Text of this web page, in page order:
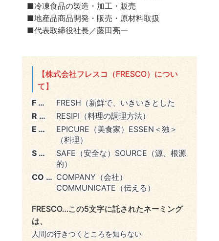
■冷凍食品の製造・加工・販売
■地産品商品開発・販売・原材料取扱
■代表取締役社長／藤田亮一
【株式会社フレスコ（FRESCO）につい
て】
F …
FRESH（新鮮で、いきいきとした
R …
RESIPI（料理の調理方法）
E …
EPICURE（美食家）ESSEN＜独＞
（料理）
S …
SAFE（安全な）SOURCE（源、根源
的）
CO … COMPANY（会社）
COMMUNICATE（伝える）
FRESCO…この5文字に託されたネーミング
は、
人間の行きつくところを知らない